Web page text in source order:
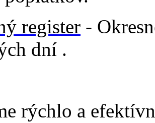
register -
dní .
rýchlo a